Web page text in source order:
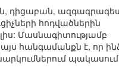
դիցաբան,
հոդվածներին
Մասնագիտությամբ
հանգամանքն է, որ
պակասում